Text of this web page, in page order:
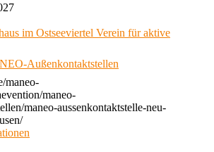
im Ostseeviertel Verein für aktive
Außenkontaktstellen
maneo-
maneo-
maneo-aussenkontaktstelle-neu-